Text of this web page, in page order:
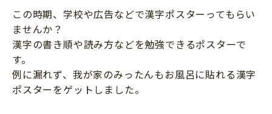
自由研究・工作
読書感想文
本・読書
運動・あそび・ゲーム
親子でいっしょに
人間関係
家族
この時期、学校や広告などで漢字ポスターってもらい
ませんか？
漢字の書き順や読み方などを勉強できるポスターで
す。
例に漏れず、我が家のみったんもお風呂に貼れる漢字
ポスターをゲットしました。